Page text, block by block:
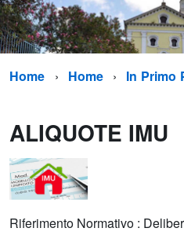
Home Home In Primo
ALIQUOTE IMU
Riferimento Normativo :